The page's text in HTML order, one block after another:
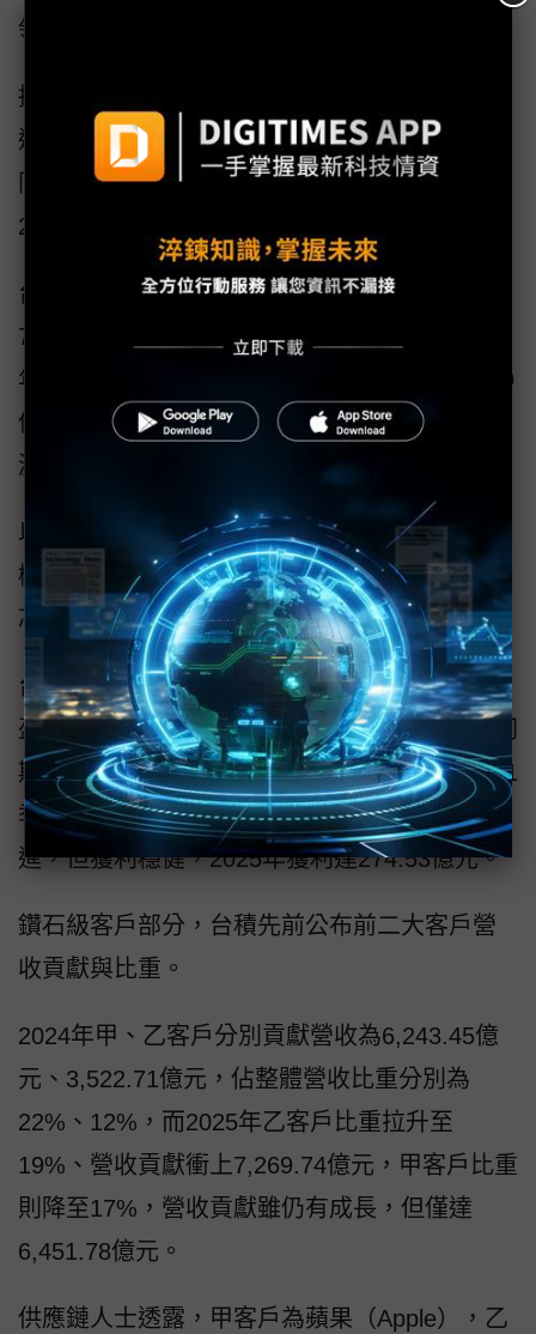
領先掌握全球客戶，擁有定價權。
據台積2026年第1季財報顯示，美國AZ廠獲利
達新台幣（單位下同）188.07億元，較2025年
同期初期量產仍在爬坡期大增36.9倍，也超越
2025全年161.41億元獲利。
台積2024年來自美、日、德等政府補助金額為
751.64億元，2025年為762.58億元，然在2026
年第1季則只有5.05億元，較2025年同期351.49
億元減少346.44億元，也就是來自政府補助雖
減少，但海外廠獲利能力仍大幅成長。
以此估算，若無意外，台積美國廠全年獲利有
機會挑戰新台幣千億元，這比2025年聯電與中
芯全年合計獲利還多。
台積2024年底正式量產的日本JASM也首度轉
盈，2026年第1季獲利9.51億元，優於2025年同
期虧損32.49億元；德國ESMC則仍在建廠，第1
季虧損2.78億元；中國南京廠製程雖難再推
進，但獲利穩健，2025年獲利達274.53億元。
鑽石級客戶部分，台積先前公布前二大客戶營
收貢獻與比重。
2024年甲、乙客戶分別貢獻營收為6,243.45億
元、3,522.71億元，佔整體營收比重分別為
22%、12%，而2025年乙客戶比重拉升至
19%、營收貢獻衝上7,269.74億元，甲客戶比重
則降至17%，營收貢獻雖仍有成長，但僅達
6,451.78億元。
供應鏈人士透露，甲客戶為蘋果（Apple），乙